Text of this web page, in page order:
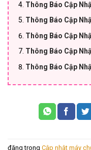
Thông Báo Cập
Thông Báo Cập
Thông Báo Cập
Thông Báo Cập
Thông Báo Cập
đăng trong Cập nhật máy